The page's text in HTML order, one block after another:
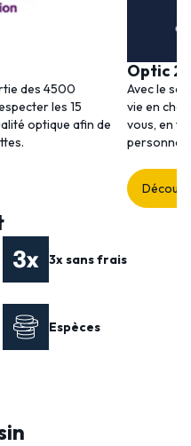
des 4500
les 15
optique afin de
Optic
Avec le
vie en
vous, en
3x sans frais
Espèces